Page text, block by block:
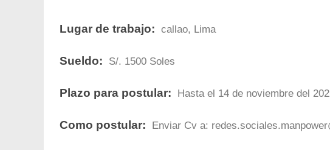
Lugar de trabajo: callao, Lima
Sueldo: S/. 1500 Soles
Plazo para postular: Hasta el 14 de noviembre del
Como postular: Enviar Cv a: